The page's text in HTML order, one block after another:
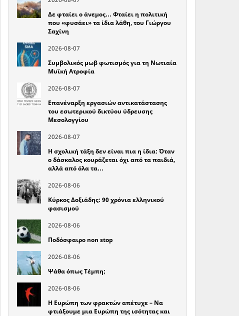
Δε φταίει ο άνεμος… Φταίει η πολιτική
που «φυσάει» τα ίδια λάθη, του Γιώργου
Σαχίνη
2026-08-07
Συμβολικός μωβ φωτισμός για τη Νωτιαία
Μυϊκή Ατροφία
2026-08-07
Επανέναρξη εργασιών αντικατάστασης
του εσωτερικού δικτύου ύδρευσης
Μεσολογγίου
2026-08-07
Η σχολική τάξη δεν είναι πια η ίδια: Όταν
ο δάσκαλος κουράζεται όχι από τα παιδιά,
αλλά από όλα τα…
2026-08-06
Κύρκος Δοξιάδης: 90 χρόνια ελληνικού
φασισμού
2026-08-06
Ποδόσφαιρο non stop
2026-08-06
Ψάθα όπως Τέμπη;
2026-08-06
Η Ευρώπη των φρακτών απέτυχε – Να
φτιάξουμε μια Ευρώπη της ισότητας και